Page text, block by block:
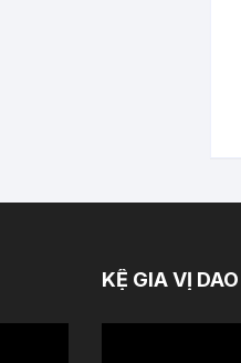
KỆ GIA VỊ